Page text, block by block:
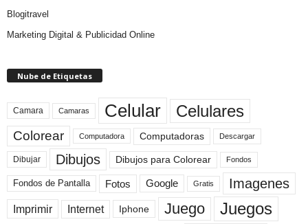
Blogitravel
Marketing Digital & Publicidad Online
Nube de Etiquetas
Camara Camaras Celular Celulares
Colorear Computadora Computadoras Descargar
Dibujar Dibujos Dibujos para Colorear Fondos
Fondos de Pantalla Fotos Google Gratis Imagenes
Imprimir Internet Iphone Juego Juegos